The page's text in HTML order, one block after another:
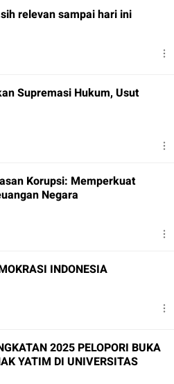
relevan sampai hari ini
Supremasi Hukum, Usut
Korupsi: Memperkuat
Negara
INDONESIA
2025 PELOPORI BUKA
YATIM DI UNIVERSITAS